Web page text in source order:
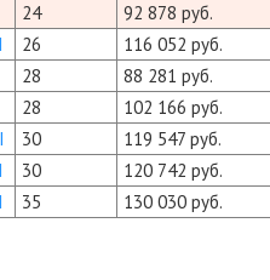
24 92 878 руб.
26 116 052 руб.
28 88 281 руб.
28 102 166 руб.
30 119 547 руб.
30 120 742 руб.
35 130 030 руб.